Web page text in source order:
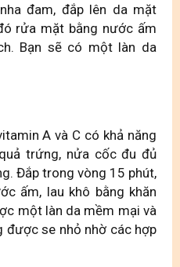
đam, đắp lên da mặt
rửa mặt bằng nước ấm
Bạn sẽ có một làn da
A và C có khả năng
trứng, nửa cốc đu đủ
Đắp trong vòng 15 phút,
ấm, lau khô bằng khăn
một làn da mềm mại và
được se nhỏ nhờ các hợp